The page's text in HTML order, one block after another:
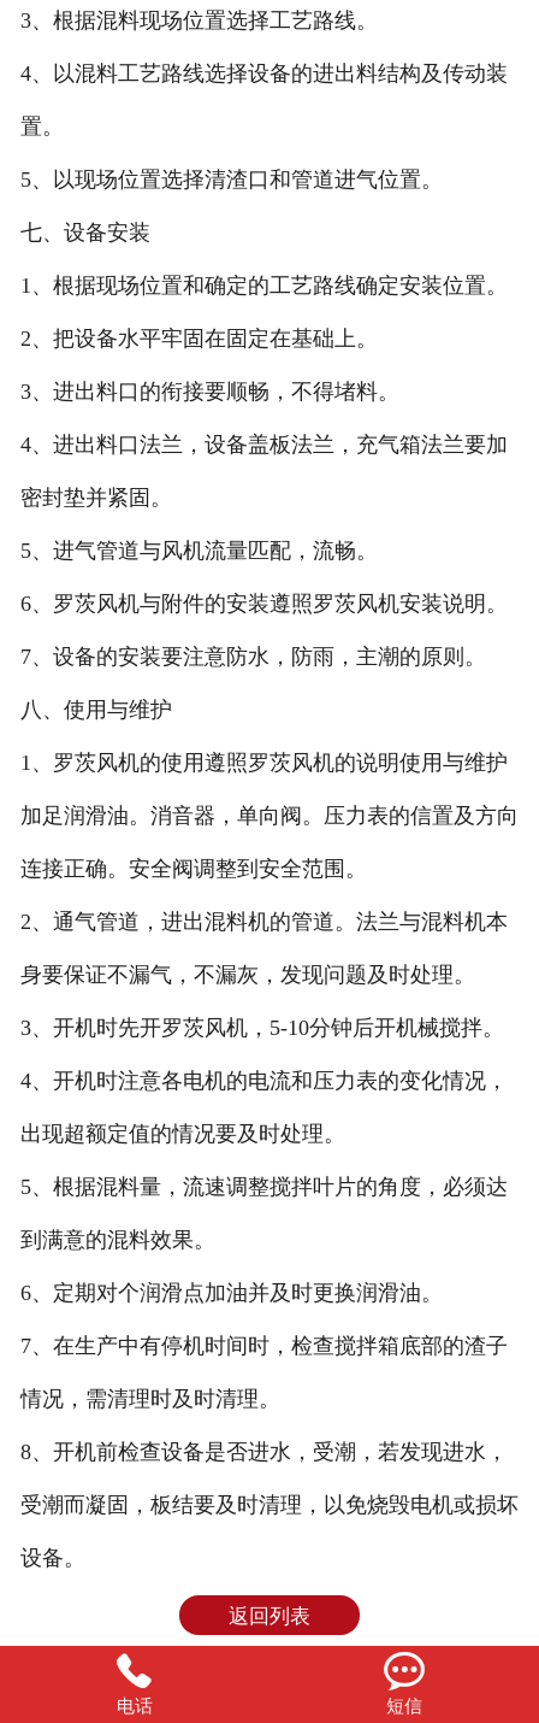
3、根据混料现场位置选择工艺路线。
4、以混料工艺路线选择设备的进出料结构及传动装
置。
5、以现场位置选择清渣口和管道进气位置。
七、设备安装
1、根据现场位置和确定的工艺路线确定安装位置。
2、把设备水平牢固在固定在基础上。
3、进出料口的衔接要顺畅，不得堵料。
4、进出料口法兰，设备盖板法兰，充气箱法兰要加
密封垫并紧固。
5、进气管道与风机流量匹配，流畅。
6、罗茨风机与附件的安装遵照罗茨风机安装说明。
7、设备的安装要注意防水，防雨，主潮的原则。
八、使用与维护
1、罗茨风机的使用遵照罗茨风机的说明使用与维护
加足润滑油。消音器，单向阀。压力表的信置及方向
连接正确。安全阀调整到安全范围。
2、通气管道，进出混料机的管道。法兰与混料机本
身要保证不漏气，不漏灰，发现问题及时处理。
3、开机时先开罗茨风机，5-10分钟后开机械搅拌。
4、开机时注意各电机的电流和压力表的变化情况，
出现超额定值的情况要及时处理。
5、根据混料量，流速调整搅拌叶片的角度，必须达
到满意的混料效果。
6、定期对个润滑点加油并及时更换润滑油。
7、在生产中有停机时间时，检查搅拌箱底部的渣子
情况，需清理时及时清理。
8、开机前检查设备是否进水，受潮，若发现进水，
受潮而凝固，板结要及时清理，以免烧毁电机或损坏
设备。
返回列表

电话

短信